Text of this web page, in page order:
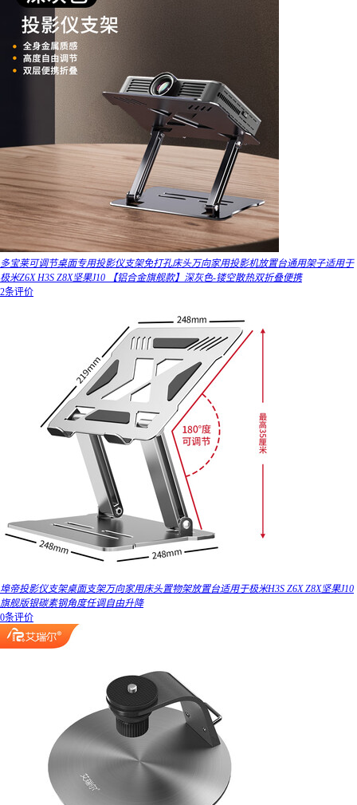
多宝莱可调节桌面专用投影仪支架免打孔床头万向家用投影机放置台通用架子适用于
极米Z6X H3S Z8X坚果J10 【铝合金旗舰款】深灰色-镂空散热双折叠便携
2条评价
埠帝投影仪支架桌面支架万向家用床头置物架放置台适用于极米H3S Z6X Z8X坚果J10
旗舰版银碳素钢角度任调自由升降
0条评价